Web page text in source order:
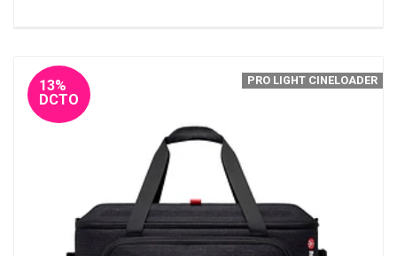
13%
DCTO
PRO LIGHT CINELOADER